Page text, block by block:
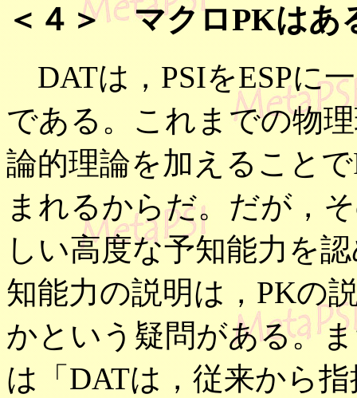
＜４＞ マクロPKはあ
DATは，PSIをESPに
である。これまでの物
論的理論を加えること
まれるからだ。だが，
しい高度な予知能力を
知能力の説明は，PKの
かという疑問がある。
は「DATは，従来から